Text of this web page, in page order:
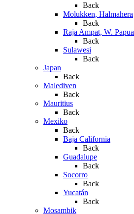
Back
Molukken, Halmahera
Back
Raja Ampat, W. Papua
Back
Sulawesi
Back
Japan
Back
Malediven
Back
Mauritius
Back
Mexiko
Back
Baja California
Back
Guadalupe
Back
Socorro
Back
Yucatán
Back
Mosambik